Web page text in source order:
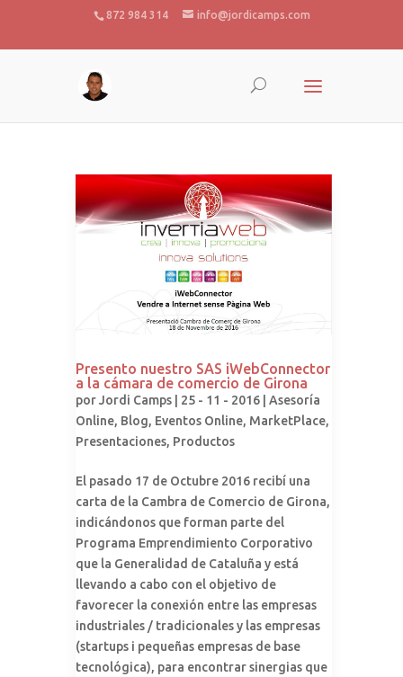
872 984 314 info@jordicamps.com
Presento nuestro SAS iWebConnector
a la cámara de comercio de Girona
porJordi Camps | 25 - 11 - 2016 | Asesoría
Online, Blog, Eventos Online, MarketPlace,
Presentaciones, Productos
El pasado 17 de Octubre 2016 recibí una
carta de la Cambra de Comercio de Girona,
indicándonos que forman parte del
Programa Emprendimiento Corporativo
que la Generalidad de Cataluña y está
llevando a cabo con el objetivo de
favorecer la conexión entre las empresas
industriales / tradicionales y las empresas
(startups i pequeñas empresas de base
tecnológica), para encontrar sinergias que